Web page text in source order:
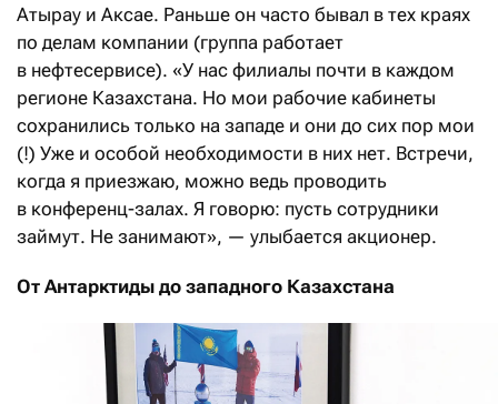
Атырау и Аксае. Раньше он часто бывал в тех краях
по делам компании (группа работает
в нефтесервисе). «У нас филиалы почти в каждом
регионе Казахстана. Но мои рабочие кабинеты
сохранились только на западе и они до сих пор мои
(!) Уже и особой необходимости в них нет. Встречи,
когда я приезжаю, можно ведь проводить
в конференц-залах. Я говорю: пусть сотрудники
займут. Не занимают», — улыбается акционер.
От Антарктиды до западного Казахстана